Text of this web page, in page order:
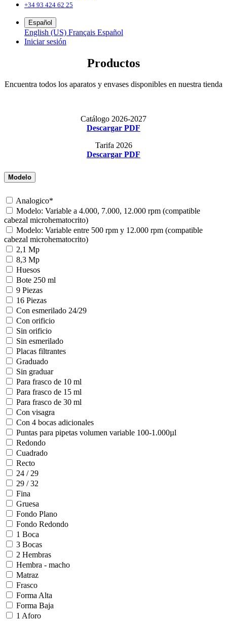
+34 93 424 62 25
Español
English (US) Français Español
Iniciar sesión
Productos
Encuentra todos los aparatos y envases disponibles en nuestra tienda
Catálogo 2026-2027
Descargar PDF
Tarifa 2026
Descargar PDF
Modelo
Analogico*
Modelo: Variable a 4.000, 7.000, 12.000 rpm (compatible
cabezal microhematocrito)
Modelo: Variable entre 500 rpm y 12.000 rpm (compatible
cabezal microhematocrito)
2,1 Mp
8,3 Mp
Huesos
Bote 250 ml
9 Piezas
16 Piezas
Con esmerilado 24/29
Con orificio
Sin orificio
Sin esmerilado
Placas filtrantes
Graduado
Sin graduar
Para frasco de 10 ml
Para frasco de 15 ml
Para frasco de 30 ml
Con visagra
Con 4 bocas adicionales
Puntas para pipetas volumen variable 100-1.000µl
Redondo
Cuadrado
Recto
24 / 29
29 / 32
Fina
Gruesa
Fondo Plano
Fondo Redondo
1 Boca
3 Bocas
2 Hembras
Hembra - macho
Matraz
Frasco
Forma Alta
Forma Baja
1 Aforo